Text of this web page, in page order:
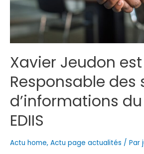
Xavier Jeudon
Responsable des
d’informations
EDIIS
Actu home, Actu page actualités / Par